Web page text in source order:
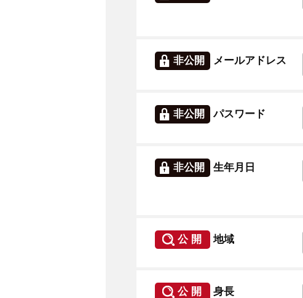
非公開 メールアドレス
非公開 パスワード
非公開 生年月日
公 開 地域
公 開 身長